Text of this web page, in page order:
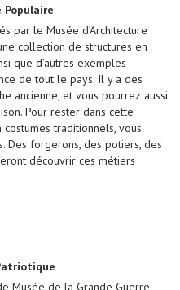
Populaire
par le Musée d’Architecture
collection de structures en
que d’autres exemples
de tout le pays. Il y a des
ancienne, et vous pourrez aussi
Pour rester dans cette
traditionnels, vous
Des forgerons, des potiers, des
découvrir ces métiers
Musée de la Grande Guerre